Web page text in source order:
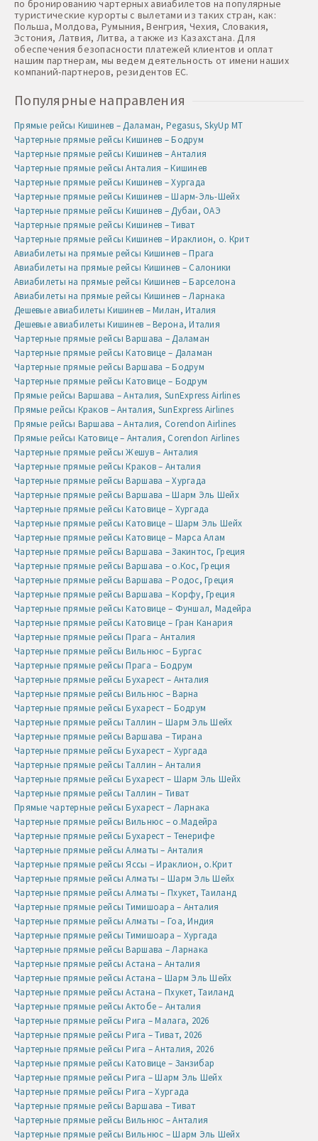
по бронированию чартерных авиабилетов на популярные
туристические курорты с вылетами из таких стран, как:
Польша, Молдова, Румыния, Венгрия, Чехия, Словакия,
Эстония, Латвия, Литва, а также из Казахстана. Для
обеспечения безопасности платежей клиентов и оплат
нашим партнерам, мы ведем деятельность от имени наших
компаний-партнеров, резидентов ЕС.
Популярные направления
Прямые рейсы Кишинев – Даламан, Pegasus, SkyUp MT
Чартерные прямые рейсы Кишинев – Бодрум
Чартерные прямые рейсы Кишинев – Анталия
Чартерные прямые рейсы Анталия – Кишинев
Чартерные прямые рейсы Кишинев – Хургада
Чартерные прямые рейсы Кишинев – Шарм-Эль-Шейх
Чартерные прямые рейсы Кишинев – Дубаи, ОАЭ
Чартерные прямые рейсы Кишинев – Тиват
Чартерные прямые рейсы Кишинев – Ираклион, о. Крит
Авиабилеты на прямые рейсы Кишинев – Прага
Авиабилеты на прямые рейсы Кишинев – Салоники
Авиабилеты на прямые рейсы Кишинев – Барселона
Авиабилеты на прямые рейсы Кишинев – Ларнака
Дешевые авиабилеты Кишинев – Милан, Италия
Дешевые авиабилеты Кишинев – Верона, Италия
Чартерные прямые рейсы Варшава – Даламан
Чартерные прямые рейсы Катовице – Даламан
Чартерные прямые рейсы Варшава – Бодрум
Чартерные прямые рейсы Катовице – Бодрум
Прямые рейсы Варшава – Анталия, SunExpress Airlines
Прямые рейсы Краков – Анталия, SunExpress Airlines
Прямые рейсы Варшава – Анталия, Corendon Airlines
Прямые рейсы Катовице – Анталия, Corendon Airlines
Чартерные прямые рейсы Жешув – Анталия
Чартерные прямые рейсы Краков – Анталия
Чартерные прямые рейсы Варшава – Хургада
Чартерные прямые рейсы Варшава – Шарм Эль Шейх
Чартерные прямые рейсы Катовице – Хургада
Чартерные прямые рейсы Катовице – Шарм Эль Шейх
Чартерные прямые рейсы Катовице – Марса Алам
Чартерные прямые рейсы Варшава – Закинтос, Греция
Чартерные прямые рейсы Варшава – о.Кос, Греция
Чартерные прямые рейсы Варшава – Родос, Греция
Чартерные прямые рейсы Варшава – Корфу, Греция
Чартерные прямые рейсы Катовице – Фуншал, Мадейра
Чартерные прямые рейсы Катовице – Гран Канария
Чартерные прямые рейсы Прага – Анталия
Чартерные прямые рейсы Вильнюс – Бургас
Чартерные прямые рейсы Прага – Бодрум
Чартерные прямые рейсы Бухарест – Анталия
Чартерные прямые рейсы Вильнюс – Варна
Чартерные прямые рейсы Бухарест – Бодрум
Чартерные прямые рейсы Таллин – Шарм Эль Шейх
Чартерные прямые рейсы Варшава – Тирана
Чартерные прямые рейсы Бухарест – Хургада
Чартерные прямые рейсы Таллин – Анталия
Чартерные прямые рейсы Бухарест – Шарм Эль Шейх
Чартерные прямые рейсы Таллин – Тиват
Прямые чартерные рейсы Бухарест – Ларнака
Чартерные прямые рейсы Вильнюс – о.Мадейра
Чартерные прямые рейсы Бухарест – Тенерифе
Чартерные прямые рейсы Алматы – Анталия
Чартерные прямые рейсы Яссы – Ираклион, о.Крит
Чартерные прямые рейсы Алматы – Шарм Эль Шейх
Чартерные прямые рейсы Алматы – Пхукет, Таиланд
Чартерные прямые рейсы Тимишоара – Анталия
Чартерные прямые рейсы Алматы – Гоа, Индия
Чартерные прямые рейсы Тимишоара – Хургада
Чартерные прямые рейсы Варшава – Ларнака
Чартерные прямые рейсы Астана – Анталия
Чартерные прямые рейсы Астана – Шарм Эль Шейх
Чартерные прямые рейсы Астана – Пхукет, Таиланд
Чартерные прямые рейсы Актобе – Анталия
Чартерные прямые рейсы Рига – Малага, 2026
Чартерные прямые рейсы Рига – Тиват, 2026
Чартерные прямые рейсы Рига – Анталия, 2026
Чартерные прямые рейсы Катовице – Занзибар
Чартерные прямые рейсы Рига – Шарм Эль Шейх
Чартерные прямые рейсы Рига – Хургада
Чартерные прямые рейсы Варшава – Тиват
Чартерные прямые рейсы Вильнюс – Анталия
Чартерные прямые рейсы Вильнюс – Шарм Эль Шейх